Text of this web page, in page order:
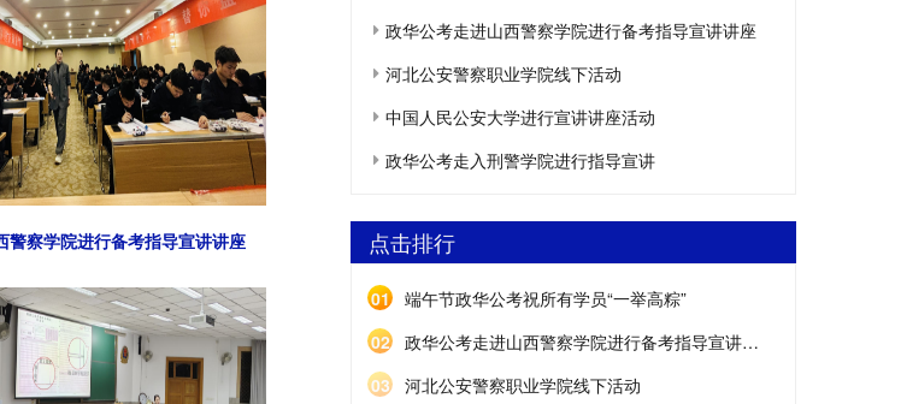
警察学院进行备考指导宣讲讲座
政华公考走进山西警察学院进行备考指导宣讲讲座
河北公安警察职业学院线下活动
中国人民公安大学进行宣讲讲座活动
政华公考走入刑警学院进行指导宣讲
点击排行
01
端午节政华公考祝所有学员“一举高粽”
02
政华公考走进山西警察学院进行备考指导宣讲讲座
03
河北公安警察职业学院线下活动